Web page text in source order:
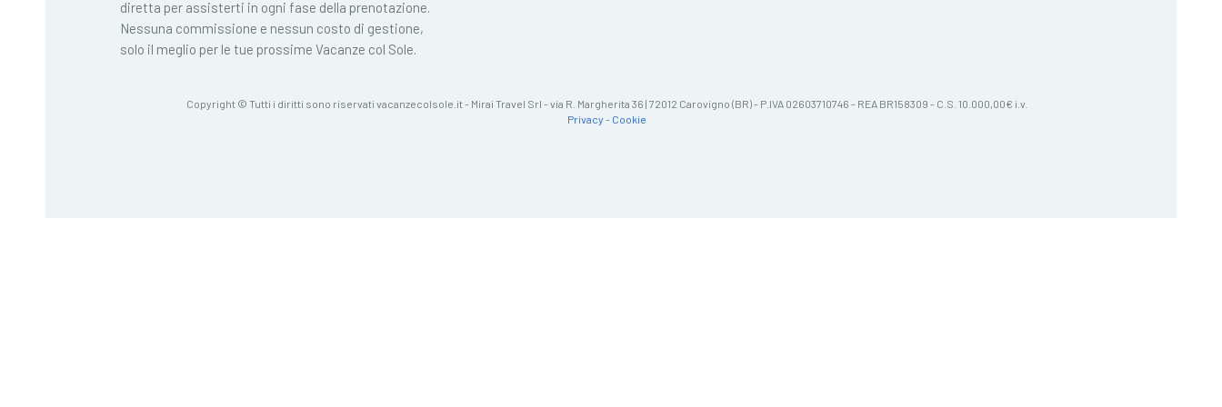
diretta per assisterti in ogni fase della prenotazione.
Nessuna commissione e nessun costo di gestione,
solo il meglio per le tue prossime Vacanze col Sole.
Copyright © Tutti i diritti sono riservati vacanzecolsole.it - Mirai Travel Srl - via R. Margherita 36 | 72012 Carovigno (BR) - P.IVA 02603710746 - REA BR158309 - C.S. 10.000,00€ i.v.
Privacy - Cookie